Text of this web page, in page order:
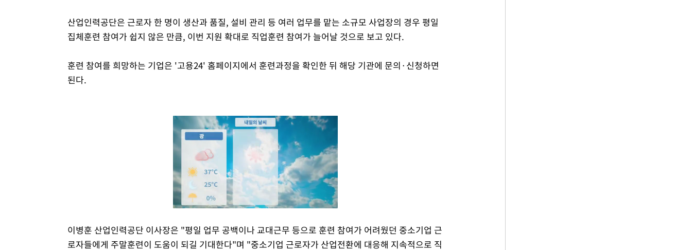
산업인력공단은 근로자 한 명이 생산과 품질, 설비 관리 등 여러 업무를 맡는 소규모 사업장의 경우 평일
집체훈련 참여가 쉽지 않은 만큼, 이번 지원 확대로 직업훈련 참여가 늘어날 것으로 보고 있다.
훈련 참여를 희망하는 기업은 '고용24' 홈페이지에서 훈련과정을 확인한 뒤 해당 기관에 문의·신청하면
된다.
Mute
이병훈 산업인력공단 이사장은 "평일 업무 공백이나 교대근무 등으로 훈련 참여가 어려웠던 중소기업 근
로자들에게 주말훈련이 도움이 되길 기대한다"며 "중소기업 근로자가 산업전환에 대응해 지속적으로 직